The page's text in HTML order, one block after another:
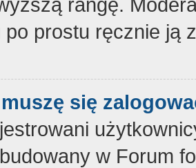
po prostu ręcznie ją
się
w Forum